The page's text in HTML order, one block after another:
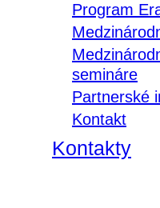
Program
semináre
Partnerské
Kontakt
Kontakty